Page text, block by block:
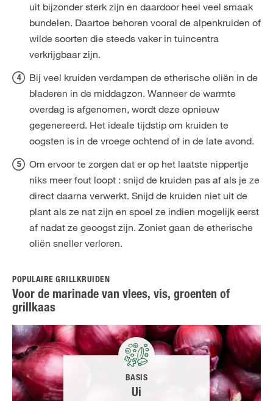
uit bijzonder sterk zijn en daardoor heel veel smaak
bundelen. Daartoe behoren vooral de alpenkruiden of
wilde soorten die steeds vaker in tuincentra
verkrijgbaar zijn.
Bij veel kruiden verdampen de etherische oliën in de
bladeren in de middagzon. Wanneer de warmte
overdag is afgenomen, wordt deze opnieuw
gegenereerd. Het ideale tijdstip om kruiden te
oogsten is in de vroege ochtend of in de late avond.
Om ervoor te zorgen dat er op het laatste nippertje
niks meer fout loopt : snijd de kruiden pas af als je ze
direct daarna verwerkt. Snijd de kruiden niet uit de
plant als ze nat zijn en spoel ze indien mogelijk eerst
af nadat ze geoogst zijn. Zoniet gaan de etherische
oliën sneller verloren.
POPULAIRE GRILLKRUIDEN
Voor de marinade van vlees, vis, groenten of
grillkaas
BASIS
Ui